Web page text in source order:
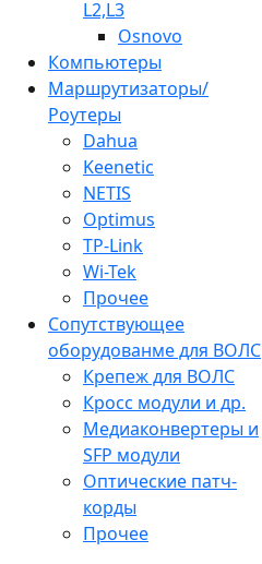
L2,L3
Osnovo
Компьютеры
Маршрутизаторы/
Роутеры
Dahua
Keenetic
NETIS
Optimus
TP-Link
Wi-Tek
Прочее
Сопутствующее
оборудованме для ВОЛС
Крепеж для ВОЛС
Кросс модули и др.
Медиаконвертеры и
SFP модули
Оптические патч-
корды
Прочее